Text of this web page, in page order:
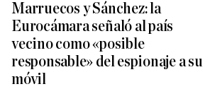
Marruecos y Sánchez: la
Eurocámara señaló al país
vecino como «posible
responsable» del espionaje a su
móvil